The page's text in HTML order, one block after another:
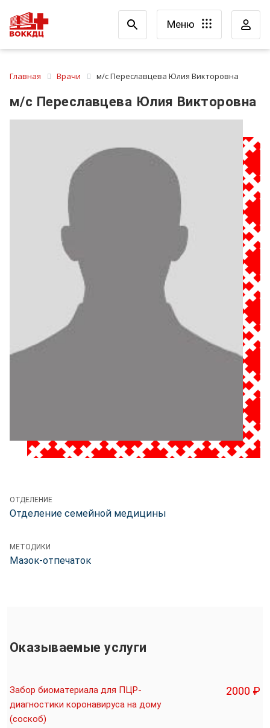
Меню
Главная Врачи м/с Переславцева Юлия Викторовна
м/с Переславцева Юлия Викторовна
ОТДЕЛЕНИЕ
Отделение семейной медицины
МЕТОДИКИ
Мазок-отпечаток
Оказываемые услуги
Забор биоматериала для ПЦР-
диагностики коронавируса на дому
(соскоб)
2000 ₽